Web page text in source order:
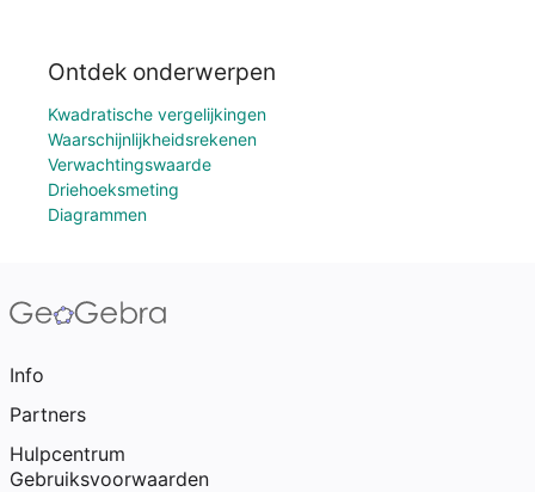
Ontdek onderwerpen
Kwadratische vergelijkingen
Waarschijnlijkheidsrekenen
Verwachtingswaarde
Driehoeksmeting
Diagrammen
Info
Partners
Hulpcentrum
Gebruiksvoorwaarden